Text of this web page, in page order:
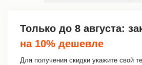
Только до 8 августа:
на 10% дешевле
Для получения скидки укажите свой